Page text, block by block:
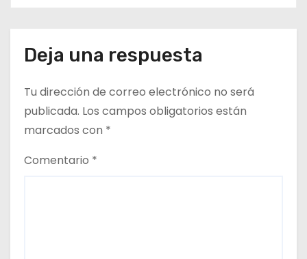
n
t
r
a
Deja una respuesta
Tu dirección de correo electrónico no será
publicada. Los campos obligatorios están
marcados con *
Comentario *